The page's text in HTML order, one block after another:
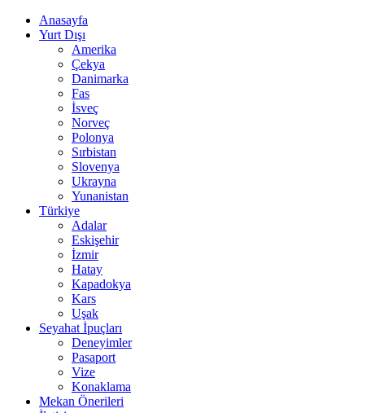
Anasayfa
Yurt Dışı
Amerika
Çekya
Danimarka
Fas
İsveç
Norveç
Polonya
Sırbistan
Slovenya
Ukrayna
Yunanistan
Türkiye
Adalar
Eskişehir
İzmir
Hatay
Kapadokya
Kars
Uşak
Seyahat İpuçları
Deneyimler
Pasaport
Vize
Konaklama
Mekan Önerileri